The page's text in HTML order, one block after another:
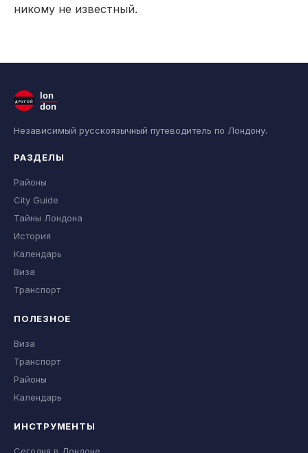
никому не известный.
ДРУГОЙ
lon
don
Независимый русскоязычный путеводитель по Лондону.
РАЗДЕЛЫ
Районы
City Guide
Тайны Лондона
История
Календарь
Виза
Транспорт
ПОЛЕЗНОЕ
Виза
Транспорт
Районы
Календарь
ИНСТРУМЕНТЫ